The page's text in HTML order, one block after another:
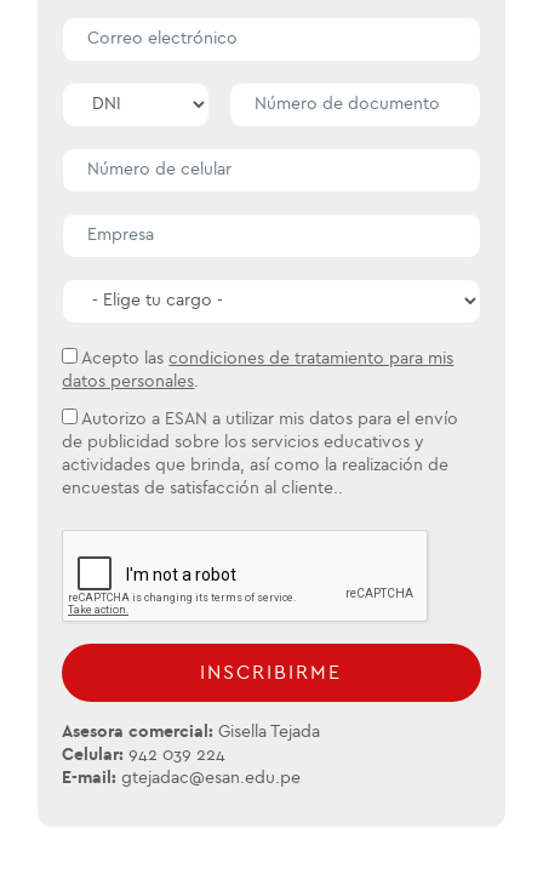
Acepto lascondiciones de tratamiento para mis
datos personales.
Autorizo a ESAN a utilizar mis datos para el envío
de publicidad sobre los servicios educativos y
actividades que brinda, así como la realización de
encuestas de satisfacción al cliente..
INSCRIBIRME
Asesora comercial:Gisella Tejada
Celular:942 039 224
E-mail:gtejadac@esan.edu.pe